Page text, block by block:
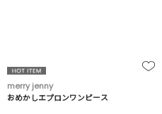
merry jenny
おめかしエプロンワンピース